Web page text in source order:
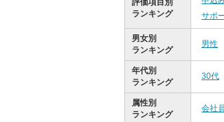
評価項目別
ランキング
サポ
男女別
ランキング
男性
年代別
ランキング
30代
属性別
ランキング
会社